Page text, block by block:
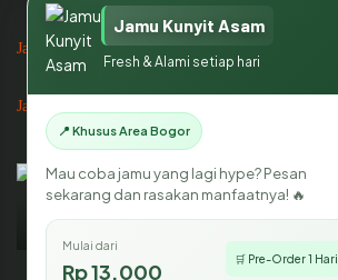
Jasa Catering di Bogor
Jasa Catering di Jakarta
Mikhayla Catering
Jamu Kunyit Asam
Fresh & Alami setiap hari
📍 Khusus Area Bogor
Mau coba jamu yang lagi hype? Pesan
sekarang dan rasakan manfaatnya! 🔥
Mulai dari
Rp 13.000 🛒 Pre-Order 1 Hari